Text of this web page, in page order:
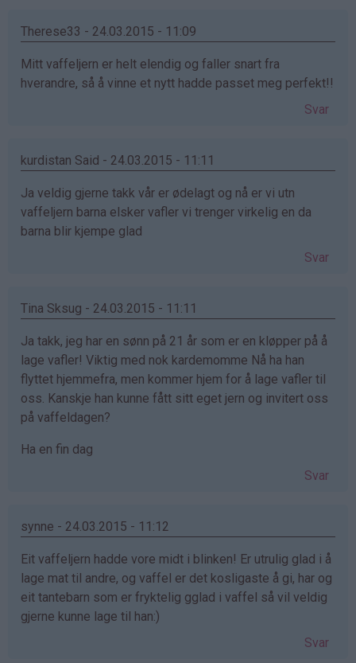
Therese33 - 24.03.2015 - 11:09
Mitt vaffeljern er helt elendig og faller snart fra
hverandre, så å vinne et nytt hadde passet meg perfekt!!
Svar
kurdistan Said - 24.03.2015 - 11:11
Ja veldig gjerne takk vår er ødelagt og nå er vi utn
vaffeljern barna elsker vafler vi trenger virkelig en da
barna blir kjempe glad
Svar
Tina Sksug - 24.03.2015 - 11:11
Ja takk, jeg har en sønn på 21 år som er en kløpper på å
lage vafler! Viktig med nok kardemomme Nå ha han
flyttet hjemmefra, men kommer hjem for å lage vafler til
oss. Kanskje han kunne fått sitt eget jern og invitert oss
på vaffeldagen?
Ha en fin dag
Svar
synne - 24.03.2015 - 11:12
Eit vaffeljern hadde vore midt i blinken! Er utrulig glad i å
lage mat til andre, og vaffel er det kosligaste å gi, har og
eit tantebarn som er fryktelig gglad i vaffel så vil veldig
gjerne kunne lage til han:)
Svar